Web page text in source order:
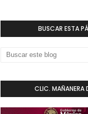
BUSCAR ESTA
CLIC. MAÑANERA